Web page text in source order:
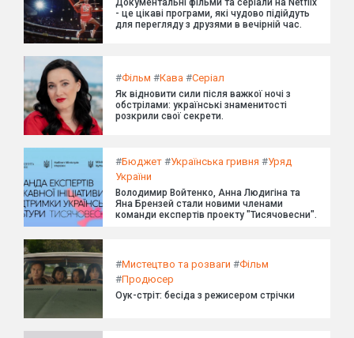
Документальні фільми та серіали на Netflix
- це цікаві програми, які чудово підійдуть
для перегляду з друзями в вечірній час.
#Фільм #Кава #Серіал
Як відновити сили після важкої ночі з
обстрілами: українські знаменитості
розкрили свої секрети.
#Бюджет #Українська гривня #Уряд
України
Володимир Войтенко, Анна Людигіна та
Яна Брензей стали новими членами
команди експертів проекту "Тисячовесни".
#Мистецтво та розваги #Фільм
#Продюсер
Оук-стріт: бесіда з режисером стрічки